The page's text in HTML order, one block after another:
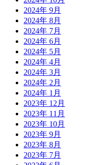
2024年 9月
2024年 8月
2024年 7月
2024年 6月
2024年 5月
2024年 4月
2024年 3月
2024年 2月
2024年 1月
2023年 12月
2023年 11月
2023年 10月
2023年 9月
2023年 8月
2023年 7月